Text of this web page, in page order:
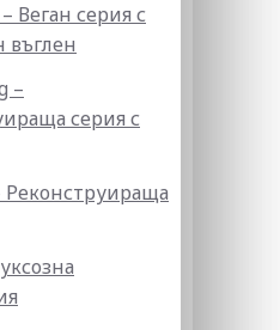
Веган серия с
въглен
–
серия с
Реконструираща